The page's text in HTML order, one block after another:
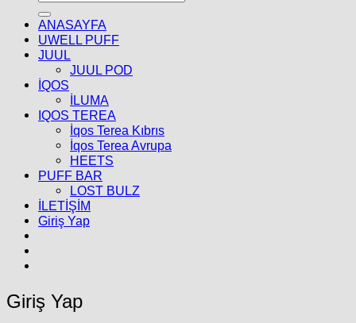
ANASAYFA
UWELL PUFF
JUUL
JUUL POD
İQOS
İLUMA
IQOS TEREA
İqos Terea Kıbrıs
İqos Terea Avrupa
HEETS
PUFF BAR
LOST BULZ
İLETİŞİM
Giriş Yap
Giriş Yap